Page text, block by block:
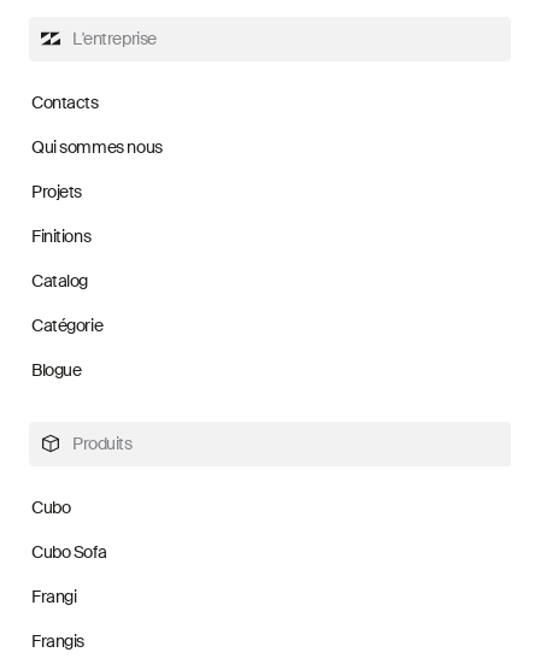
L'entreprise
Contacts
Qui sommes nous
Projets
Finitions
Catalog
Catégorie
Blogue
Produits
Cubo
Cubo Sofa
Frangi
Frangis